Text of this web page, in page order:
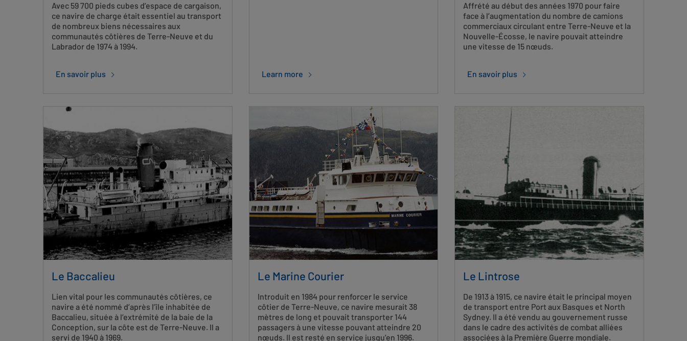
Avec 59 700 pieds cubes d’espace de cargaison,
ce navire de charge était essentiel au transport
de nombreux biens nécessaires aux
communautés côtières de Terre-Neuve et du
Labrador de 1974 à 1994.
En savoir plus Learn more
Affrété au début des années 1970 pour faire
face à l’augmentation du nombre de camions
commerciaux circulant entre Terre-Neuve et la
Nouvelle-Écosse, le navire pouvait atteindre
une vitesse de 15 nœuds.
En savoir plus
Le Baccalieu
Lien vital pour les communautés côtières, ce
navire a été nommé d’après l’île inhabitée de
Baccalieu, située à l’extrémité de la baie de la
Conception, sur la côte est de Terre-Neuve. Il a
servi de 1940 à 1969.
Le Marine Courier
Introduit en 1984 pour renforcer le service
côtier de Terre-Neuve, ce navire mesurait 38
mètres de long et pouvait transporter 144
passagers à une vitesse pouvant atteindre 20
nœuds. Il est resté en service jusqu’en 1996.
Le Lintrose
De 1913 à 1915, ce navire était le principal moyen
de transport entre Port aux Basques et North
Sydney. Il a été vendu au gouvernement russe
dans le cadre des activités de combat alliées
associées à la Première Guerre mondiale.